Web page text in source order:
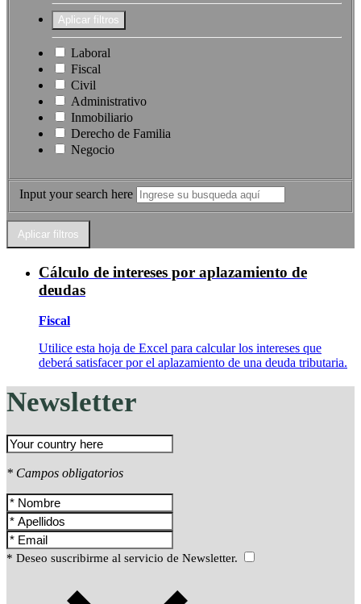
Laboral
Fiscal
Civil
Administrativo
Inmobiliario
Derecho de Familia
Negocio
Input your search here
Cálculo de intereses por aplazamiento de
deudas
Fiscal
Utilice esta hoja de Excel para calcular los intereses que
deberá satisfacer por el aplazamiento de una deuda tributaria.
Newsletter
* Campos obligatorios
* Deseo suscribirme al servicio de Newsletter.